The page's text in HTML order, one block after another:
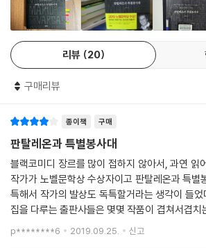
는 익살과 농담과 웃음을 요구한다는 것을 깨닫고
소설을 써내려갔다. 그 과정에서, 문학에서 유머를
르가스 요사의 생각은 근본적으로 바뀌기 시작한
탐구하고 문학적 의미로 표현할 수 있는 여러 수단
등 이후 작품으로도 이어졌다.
작전명 ‘수국초특’ ― 아마존 지역에 ‘특별봉사대’
뛰어난 복무 성적, 탁월한 임무 수행 능력으로 상
는 모범 장교 판탈레온 판토하는 대위로 진급한
역인 이키토스로 발령받는다. 그곳에서 판토하
로 아마존 지역의 병사들을 위한 ‘특별봉사대’를
고립된 군부대에 복무하는 병사들이 섹스에 굶주
리뷰 20
구매리뷰
종이책 구매
판탈레온과 특별봉사대
블랙코미디 장르를 많이 접하지 않아서, 과연 읽
작가가 노벨문학상 수상자이고 판탈레온과 특별
특해서 작가의 발상도 독특할거라는 생각이 들
집을 다루는 출판사들은 몇몇 작품이 겹쳐서겹치
교해보고 구입하고싶어 섣불리 손을 뻗지 못했는
서만 나와서 구입하
p********6 2019.09.25. 신고